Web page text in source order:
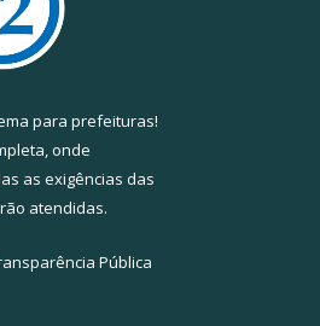
para prefeituras!
onde
as exigências das
atendidas.
Pública